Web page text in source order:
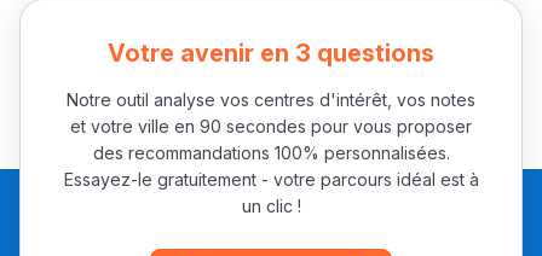
مهنة التّرجمة، العمل
التّطوّعي، التّشبيك و
أشياء أخرى مع مامودو
سامورا
بطلة المغرب فالقفز
كتحكي على تجربتها
Votre avenir en 3 questions
Notre outil analyse vos centres d'intérêt, vos notes
et votre ville en 90 secondes pour vous proposer
des recommandations 100% personnalisées.
Essayez-le gratuitement - votre parcours idéal est à
un clic !